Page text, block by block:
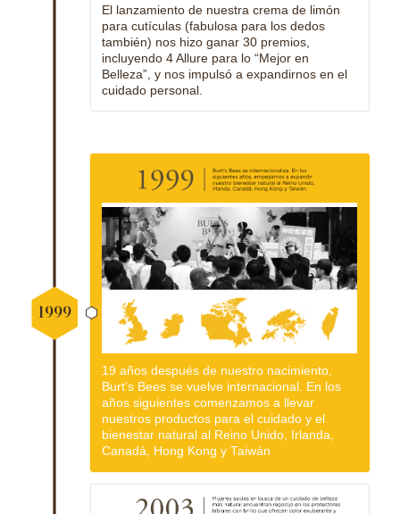
El lanzamiento de nuestra crema de limón
para cutículas (fabulosa para los dedos
también) nos hizo ganar 30 premios,
incluyendo 4 Allure para lo “Mejor en
Belleza”, y nos impulsó a expandirnos en el
cuidado personal.
1999
19 años después de nuestro nacimiento,
Burt’s Bees se vuelve internacional. En los
años siguientes comenzamos a llevar
nuestros productos para el cuidado y el
bienestar natural al Reino Unido, Irlanda,
Canadá, Hong Kong y Taiwán